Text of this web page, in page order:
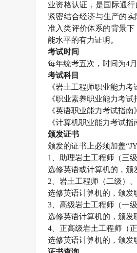
业资格认证，是国际通
紧密结合经济与生产的
准入类评价体系的背景
能水平的有力证明。
考试时间
每年统考五次，时间为4
考试科目
《岩土工程师职业能力考
《职业素养职业能力考试
《英语职业能力考试指南
《计算机职业能力考试指
颁发证书
颁发的证书上必须加盖
1、助理岩土工程师 （三
选修英语或计算机的，颁
2、 岩土工程师 （二级）
选修英语计算机的，颁发
3、高级岩土工程师 （一
选修英语计算机的，颁发
4、正高级岩土工程师 （
选修英语计算机的，颁发